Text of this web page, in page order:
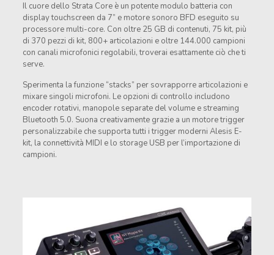
Il cuore dello Strata Core è un potente modulo batteria con
display touchscreen da 7” e motore sonoro BFD eseguito su
processore multi-core. Con oltre 25 GB di contenuti, 75 kit, più
di 370 pezzi di kit, 800+ articolazioni e oltre 144.000 campioni
con canali microfonici regolabili, troverai esattamente ciò che ti
serve.
Sperimenta la funzione “stacks” per sovrapporre articolazioni e
mixare singoli microfoni. Le opzioni di controllo includono
encoder rotativi, manopole separate del volume e streaming
Bluetooth 5.0. Suona creativamente grazie a un motore trigger
personalizzabile che supporta tutti i trigger moderni Alesis E-
kit, la connettività MIDI e lo storage USB per l’importazione di
campioni.